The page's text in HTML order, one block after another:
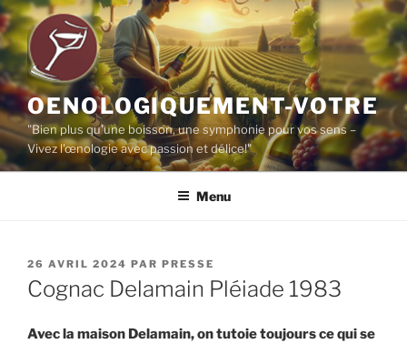
Aller
au
contenu
principal
OENOLOGIQUEMENT-VOTRE
"Bien plus qu'une boisson, une symphonie pour vos sens –
Vivez l'œnologie avec passion et délice!"
Menu
PUBLIÉ
LE
26 AVRIL 2024 PAR PRESSE
Cognac Delamain Pléiade 1983
Avec la maison Delamain, on tutoie toujours ce qui se